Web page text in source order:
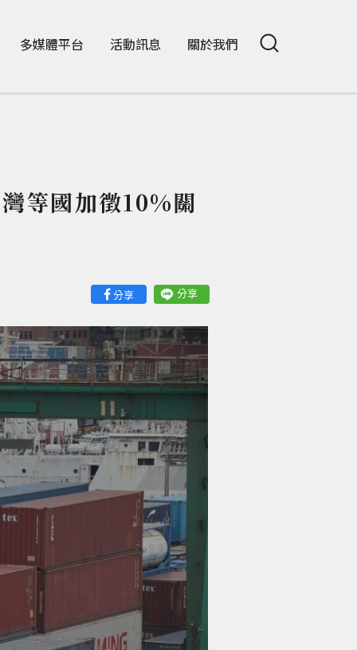
多媒體平台 活動訊息 關於我們
等國加徵10%關
分享 分享